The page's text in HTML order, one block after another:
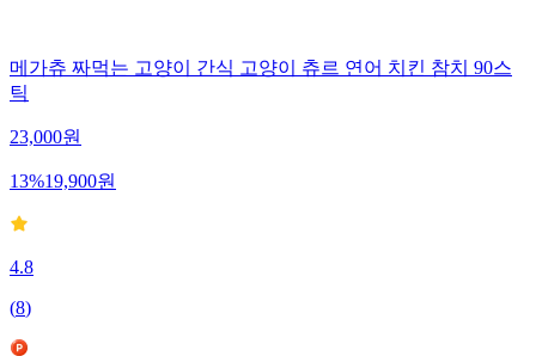
메가츄 짜먹는 고양이 간식 고양이 츄르 연어 치킨 참치 90스
틱
23,000원
13%19,900원
4.8
(8)